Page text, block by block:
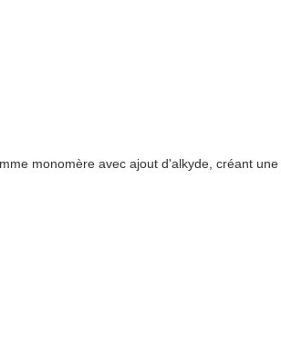
monomère avec ajout d'alkyde, créant une